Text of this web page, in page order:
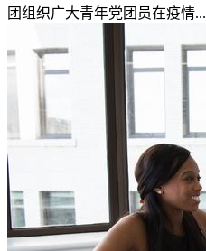
团组织广大青年党团员在疫情...